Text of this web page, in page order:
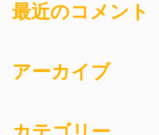
最近のコメント
アーカイブ